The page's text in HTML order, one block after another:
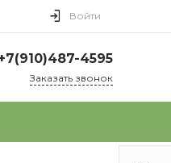
Войти
4595
Заказать звонок